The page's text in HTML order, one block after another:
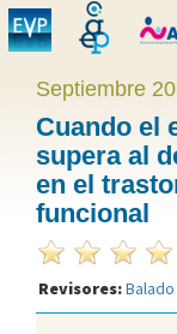
Septiembre
Cuando el
supera al
en el
funcional
Revisores:Balado